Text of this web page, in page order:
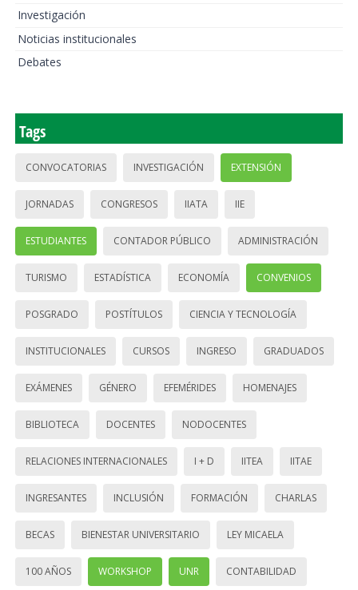
Investigación
Noticias institucionales
Debates
Tags
CONVOCATORIAS INVESTIGACIÓN EXTENSIÓN
JORNADAS CONGRESOS IIATA IIE
ESTUDIANTES CONTADOR PÚBLICO ADMINISTRACIÓN
TURISMO ESTADÍSTICA ECONOMÍA CONVENIOS
POSGRADO POSTÍTULOS CIENCIA Y TECNOLOGÍA
INSTITUCIONALES CURSOS INGRESO GRADUADOS
EXÁMENES GÉNERO EFEMÉRIDES HOMENAJES
BIBLIOTECA DOCENTES NODOCENTES
RELACIONES INTERNACIONALES I + D IITEA IITAE
INGRESANTES INCLUSIÓN FORMACIÓN CHARLAS
BECAS BIENESTAR UNIVERSITARIO LEY MICAELA
100 AÑOS WORKSHOP UNR CONTABILIDAD